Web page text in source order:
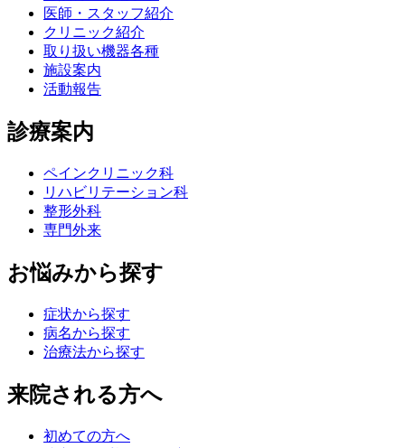
医師・スタッフ紹介
クリニック紹介
取り扱い機器各種
施設案内
活動報告
診療案内
ペインクリニック科
リハビリテーション科
整形外科
専門外来
お悩みから探す
症状から探す
病名から探す
治療法から探す
来院される方へ
初めての方へ